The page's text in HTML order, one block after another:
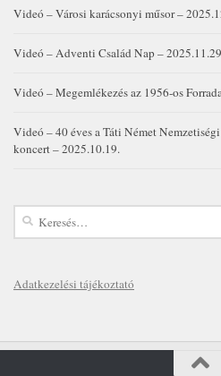
Videó – Városi karácsonyi műsor –
Videó – Adventi Család Nap –
Videó – Megemlékezés az 1956-os
Videó – 40 éves a Táti Német
koncert – 2025.10.19.
Keresés:
Adatkezelési tájékoztató